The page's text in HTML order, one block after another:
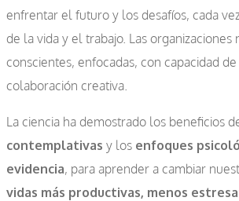
enfrentar el futuro y los desafíos, cada
de la vida y el trabajo. Las organizaciones
conscientes, enfocadas, con capacidad
colaboración creativa.
La ciencia ha demostrado los beneficios
contemplativas y los enfoques
evidencia, para aprender a cambiar
vidas más productivas, menos